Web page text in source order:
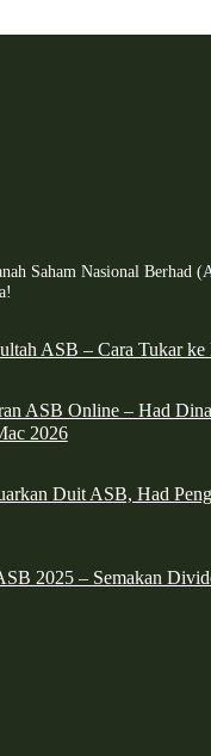
Saham Nasional Berhad
ASB – Cara Tukar
ASB Online – Had
2026
Duit ASB, Had
2025 – Semakan